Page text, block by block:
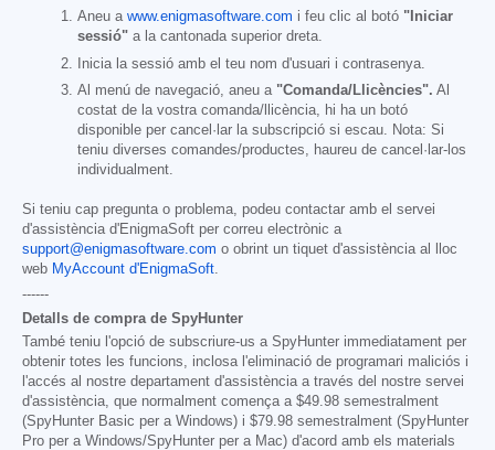
Aneu a www.enigmasoftware.com i feu clic al botó "Iniciar
sessió" a la cantonada superior dreta.
Inicia la sessió amb el teu nom d'usuari i contrasenya.
Al menú de navegació, aneu a "Comanda/Llicències". Al
costat de la vostra comanda/llicència, hi ha un botó
disponible per cancel·lar la subscripció si escau. Nota: Si
teniu diverses comandes/productes, haureu de cancel·lar-los
individualment.
Si teniu cap pregunta o problema, podeu contactar amb el servei
d'assistència d'EnigmaSoft per correu electrònic a
support@enigmasoftware.com o obrint un tiquet d'assistència al lloc
web MyAccount d'EnigmaSoft.
------
Detalls de compra de SpyHunter
També teniu l'opció de subscriure-us a SpyHunter immediatament per
obtenir totes les funcions, inclosa l'eliminació de programari maliciós i
l'accés al nostre departament d'assistència a través del nostre servei
d'assistència, que normalment comença a $49.98 semestralment
(SpyHunter Basic per a Windows) i $79.98 semestralment (SpyHunter
Pro per a Windows/SpyHunter per a Mac) d'acord amb els materials